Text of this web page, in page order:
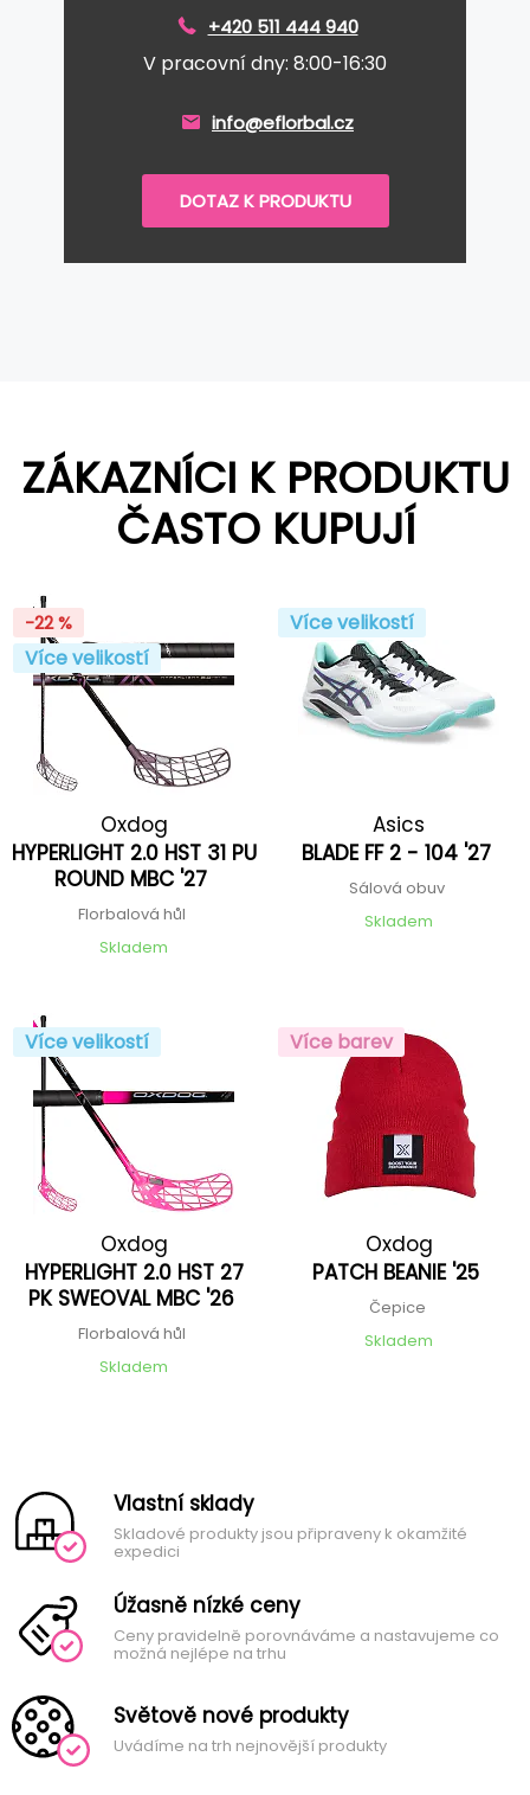
+420 511 444 940
V pracovní dny: 8:00-16:30
info@eflorbal.cz
DOTAZ K PRODUKTU
ZÁKAZNÍCI K PRODUKTU
ČASTO KUPUJÍ
-22 %
Více velikostí
Oxdog
HYPERLIGHT 2.0 HST 31 PU
ROUND MBC '27
Florbalová hůl
Skladem
Více velikostí
Asics
BLADE FF 2 - 104 '27
Sálová obuv
Skladem
Více velikostí
Oxdog
HYPERLIGHT 2.0 HST 27
PK SWEOVAL MBC '26
Florbalová hůl
Skladem
Více barev
Oxdog
PATCH BEANIE '25
Čepice
Skladem
Vlastní sklady
Skladové produkty jsou připraveny k okamžité
expedici
Úžasně nízké ceny
Ceny pravidelně porovnáváme a nastavujeme co
možná nejlépe na trhu
Světově nové produkty
Uvádíme na trh nejnovější produkty